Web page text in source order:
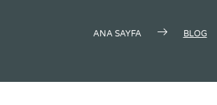
ANA SAYFA BLOG